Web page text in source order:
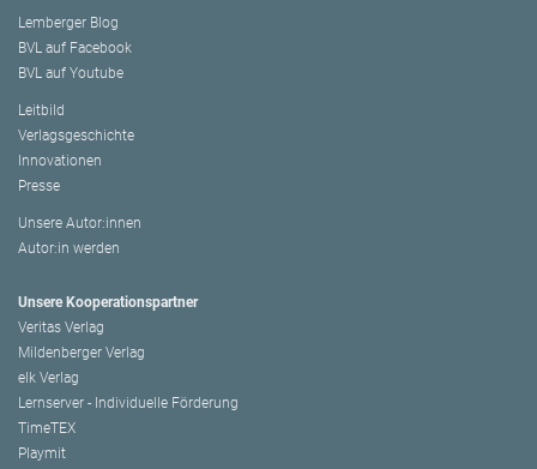
Lemberger Blog
BVL auf Facebook
BVL auf Youtube
Leitbild
Verlagsgeschichte
Innovationen
Presse
Unsere Autor:innen
Autor:in werden
Unsere Kooperationspartner
Veritas Verlag
Mildenberger Verlag
elk Verlag
Lernserver - Individuelle Förderung
TimeTEX
Playmit